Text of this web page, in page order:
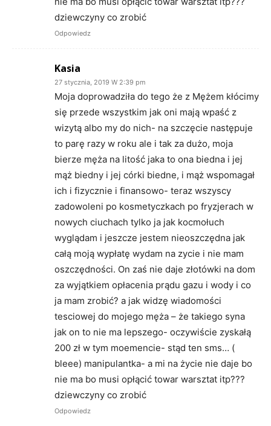
dziewczyny co zrobić
Odpowiedz
Kasia
27 stycznia, 2019 W 2:39 pm
Moja doprowadziła do tego że z Mężem kłócimy
się przede wszystkim jak oni mają wpaść z
wizytą albo my do nich- na szczęcie następuje
to parę razy w roku ale i tak za dużo, moja
bierze męża na litość jaka to ona biedna i jej
mąż biedny i jej córki biedne, i mąż wspomagał
ich i fizycznie i finansowo- teraz wszyscy
zadowoleni po kosmetyczkach po fryzjerach w
nowych ciuchach tylko ja jak kocmołuch
wyglądam i jeszcze jestem nieoszczędna jak
całą moją wypłatę wydam na zycie i nie mam
oszczędności. On zaś nie daje złotówki na dom
za wyjątkiem opłacenia prądu gazu i wody i co
ja mam zrobić? a jak widzę wiadomości
tesciowej do mojego męża – że takiego syna
jak on to nie ma lepszego- oczywiście zyskałą
200 zł w tym moemencie- stąd ten sms… (
bleee) manipulantka- a mi na życie nie daje bo
nie ma bo musi opłącić towar warsztat itp???
dziewczyny co zrobić
Odpowiedz